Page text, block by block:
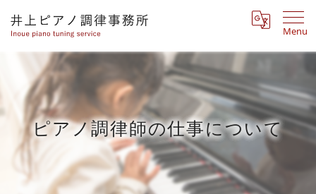
Menu
ピアノ調律師の仕事について